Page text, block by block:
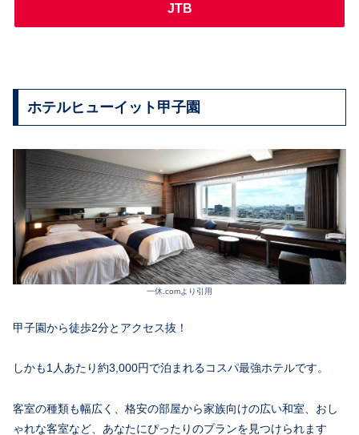
JTB
ホテルヒューイット甲子園
一休.comより引用
甲子園から徒歩2分とアクセス抜！
しかも1人あたり約3,000円で泊まれるコスパ最強ホテルです。
客室の種類も幅広く、格安の部屋から家族向けの広い和室、おし
ゃれな客室など、あなたにぴったりのプランを見つけられます